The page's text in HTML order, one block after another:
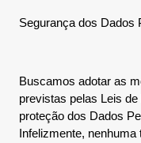
Segurança dos Dados
Buscamos adotar as
previstas pelas Leis
proteção dos Dados
Infelizmente,